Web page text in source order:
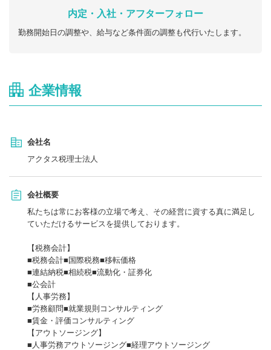
内定・入社・アフターフォロー
勤務開始日の調整や、給与など条件面の調整も代行いたします。
企業情報
会社名
アクタス税理士法人
会社概要
私たちは常にお客様の立場で考え、その経営に資する真に満足し
ていただけるサービスを提供しております。
【税務会計】
■税務会計■国際税務■移転価格
■連結納税■相続税■流動化・証券化
■公会計
【人事労務】
■労務顧問■就業規則コンサルティング
■賃金・評価コンサルティング
【アウトソージング】
■人事労務アウトソージング■経理アウトソージング